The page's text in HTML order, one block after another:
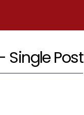
Single Post